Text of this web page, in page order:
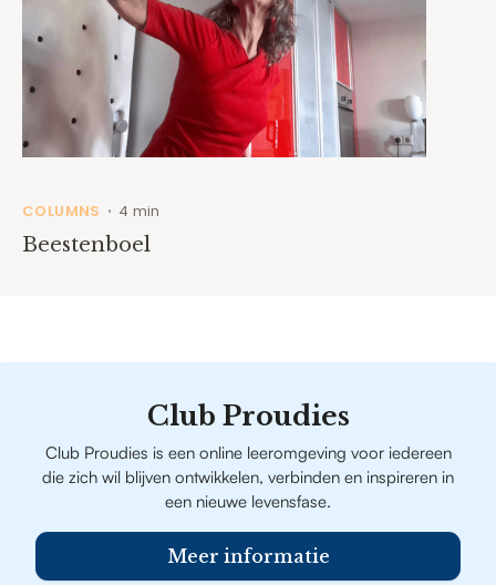
COLUMNS • 4 min
Beestenboel
Club Proudies
Club Proudies is een online leeromgeving voor iedereen
die zich wil blijven ontwikkelen, verbinden en inspireren in
een nieuwe levensfase.
Meer informatie